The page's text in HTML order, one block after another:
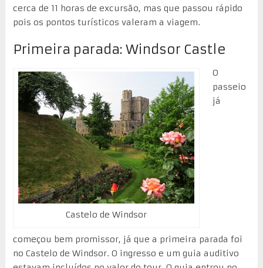
cerca de 11 horas de excursão, mas que passou rápido
pois os pontos turísticos valeram a viagem.
Primeira parada: Windsor Castle
Castelo de Windsor
O
passeio
já
começou bem promissor, já que a primeira parada foi
no Castelo de Windsor. O ingresso e um guia auditivo